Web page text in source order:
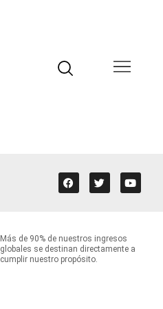
Más de 90% de nuestros ingresos
globales se destinan directamente a
cumplir nuestro propósito.